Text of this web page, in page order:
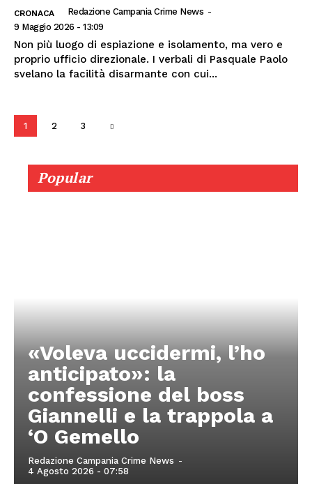
CRONACA Redazione Campania Crime News -
9 Maggio 2026 - 13:09
Non più luogo di espiazione e isolamento, ma vero e
proprio ufficio direzionale. I verbali di Pasquale Paolo
svelano la facilità disarmante con cui...
1 2 3
Popular
«Voleva uccidermi, l’ho
anticipato»: la
confessione del boss
Giannelli e la trappola a
‘O Gemello
Redazione Campania Crime News -
4 Agosto 2026 - 07:58